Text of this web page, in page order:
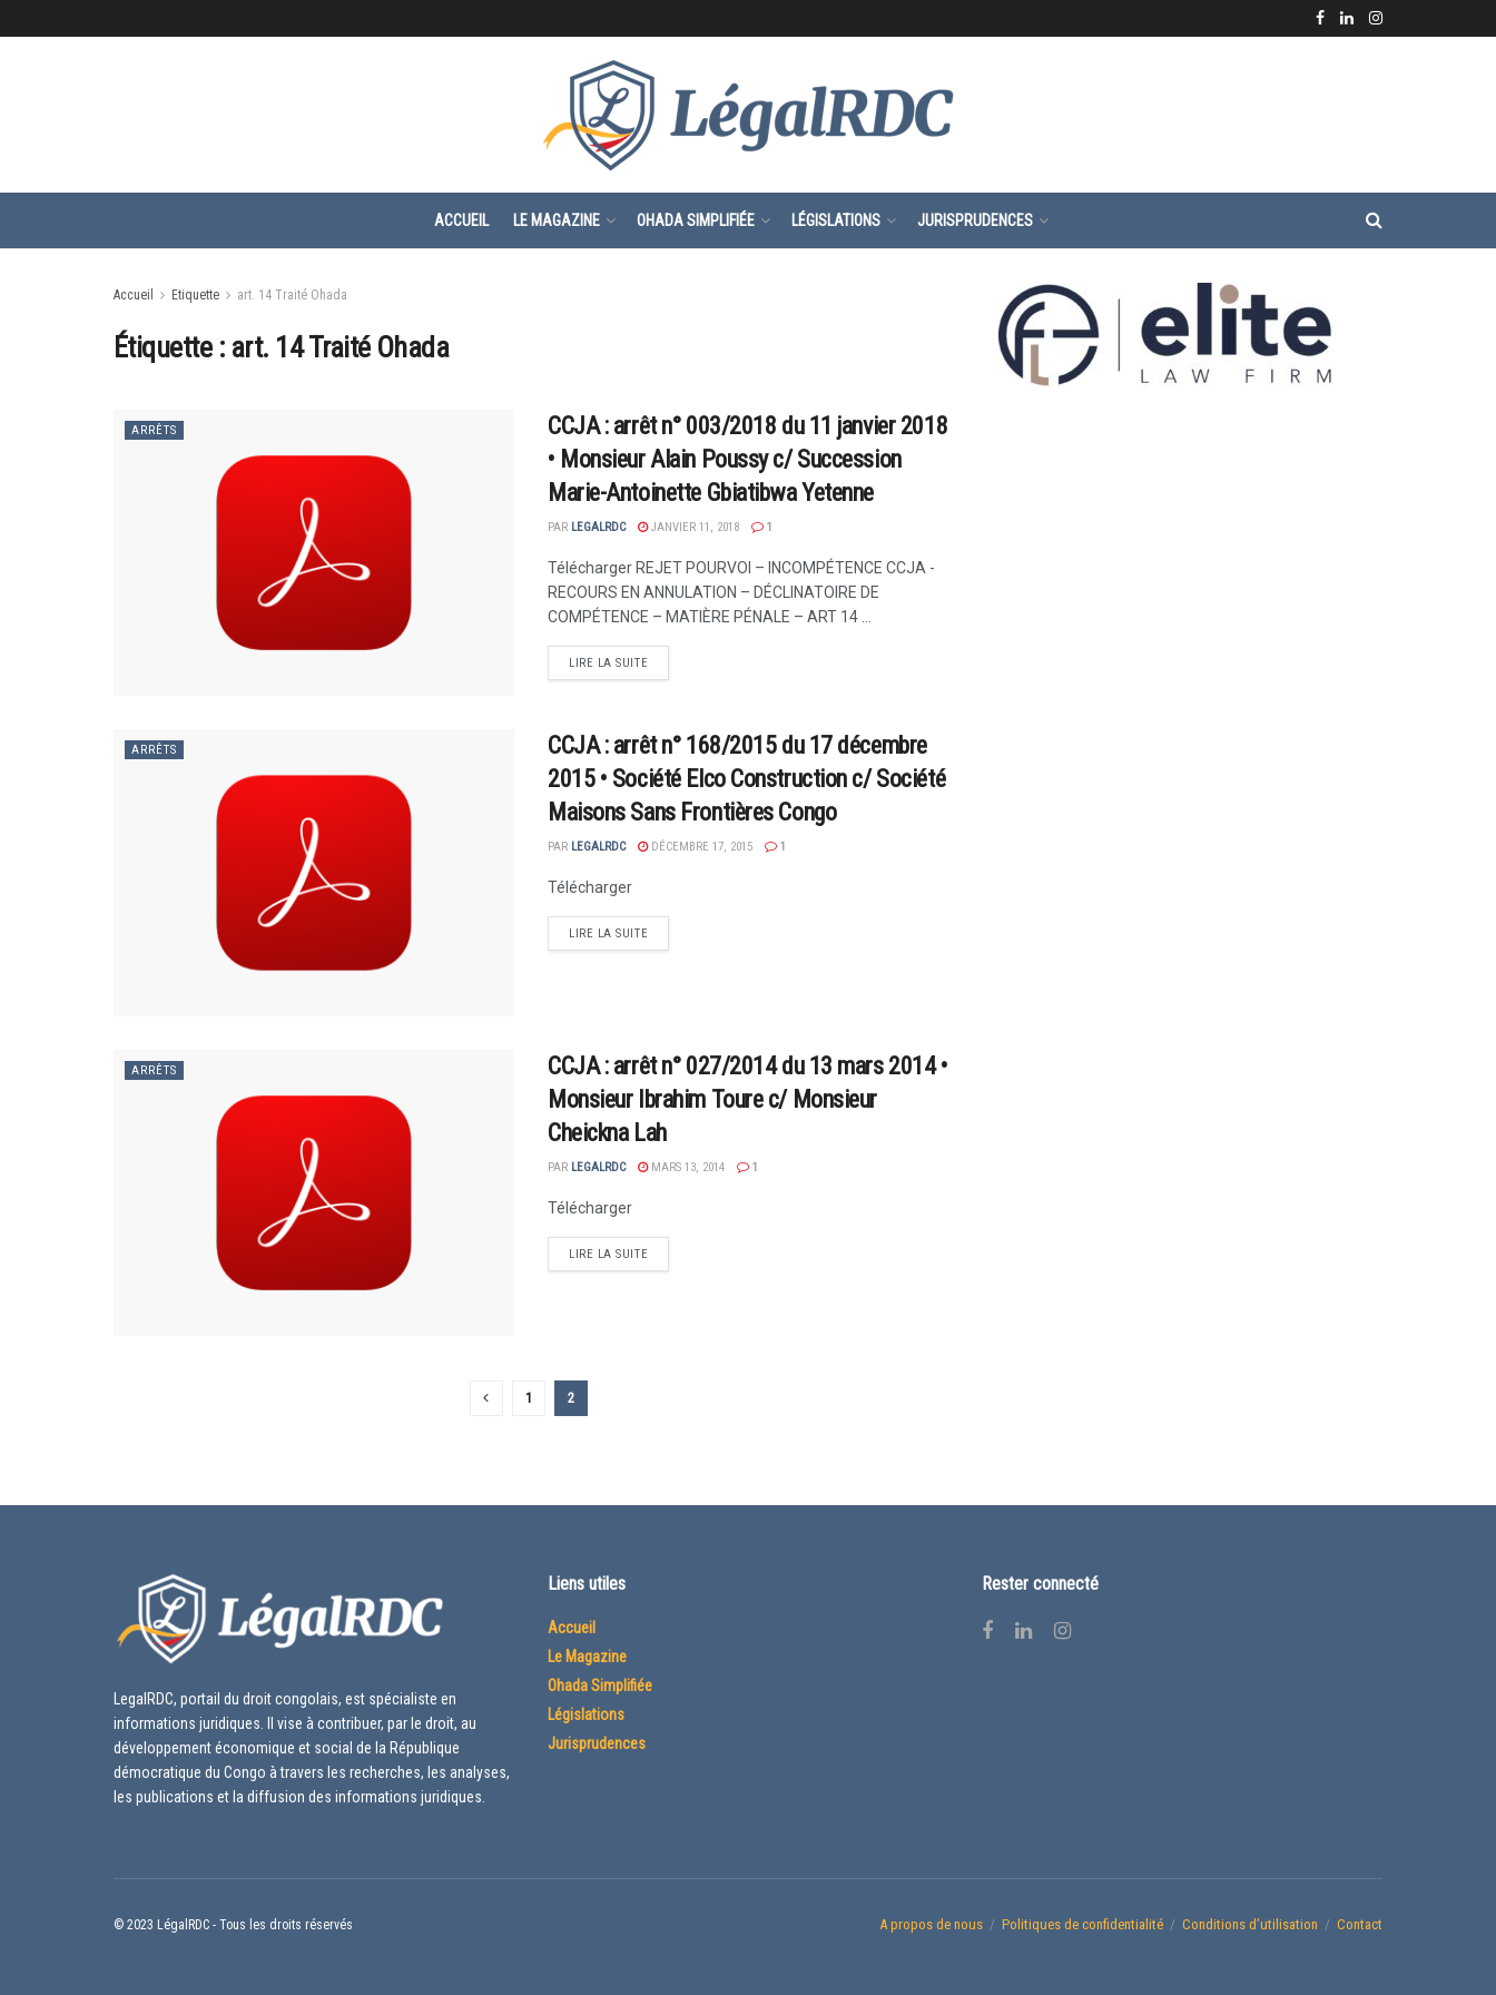
ACCUEIL LE MAGAZINE OHADA SIMPLIFIÉE LÉGISLATIONS JURISPRUDENCES
Accueil Etiquette art. 14 Traité Ohada
Étiquette : art. 14 Traité Ohada
ARRÊTS
CCJA : arrêt n° 003/2018 du 11 janvier 2018
• Monsieur Alain Poussy c/ Succession
Marie-Antoinette Gbiatibwa Yetenne
PAR LEGALRDC JANVIER 11, 2018 1
Télécharger REJET POURVOI – INCOMPÉTENCE CCJA -
RECOURS EN ANNULATION – DÉCLINATOIRE DE
COMPÉTENCE – MATIÈRE PÉNALE – ART 14 ...
LIRE LA SUITE
ARRÊTS
CCJA : arrêt n° 168/2015 du 17 décembre
2015 • Société Elco Construction c/ Société
Maisons Sans Frontières Congo
PAR LEGALRDC DÉCEMBRE 17, 2015 1
Télécharger
LIRE LA SUITE
ARRÊTS
CCJA : arrêt n° 027/2014 du 13 mars 2014 •
Monsieur Ibrahim Toure c/ Monsieur
Cheickna Lah
PAR LEGALRDC MARS 13, 2014 1
Télécharger
LIRE LA SUITE
1 2
LegalRDC, portail du droit congolais, est spécialiste en
informations juridiques. Il vise à contribuer, par le droit, au
développement économique et social de la République
démocratique du Congo à travers les recherches, les analyses,
les publications et la diffusion des informations juridiques.
Liens utiles
Accueil
Le Magazine
Ohada Simplifiée
Législations
Jurisprudences
Rester connecté
A propos de nous Politiques de confidentialité Conditions d’utilisation Contact
© 2023 LégalRDC - Tous les droits réservés